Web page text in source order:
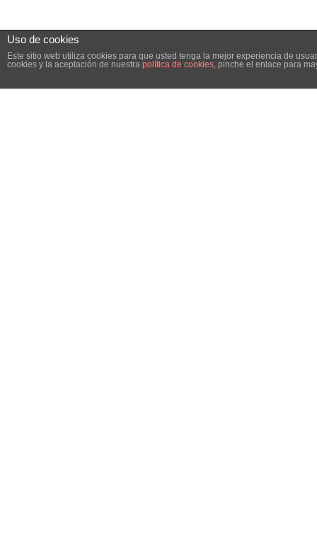
Uso de cookies
Este sitio web utiliza cookies para que usted tenga la mejor experiencia de
cookies y la aceptación de nuestra política de cookies, pinche el enlace para